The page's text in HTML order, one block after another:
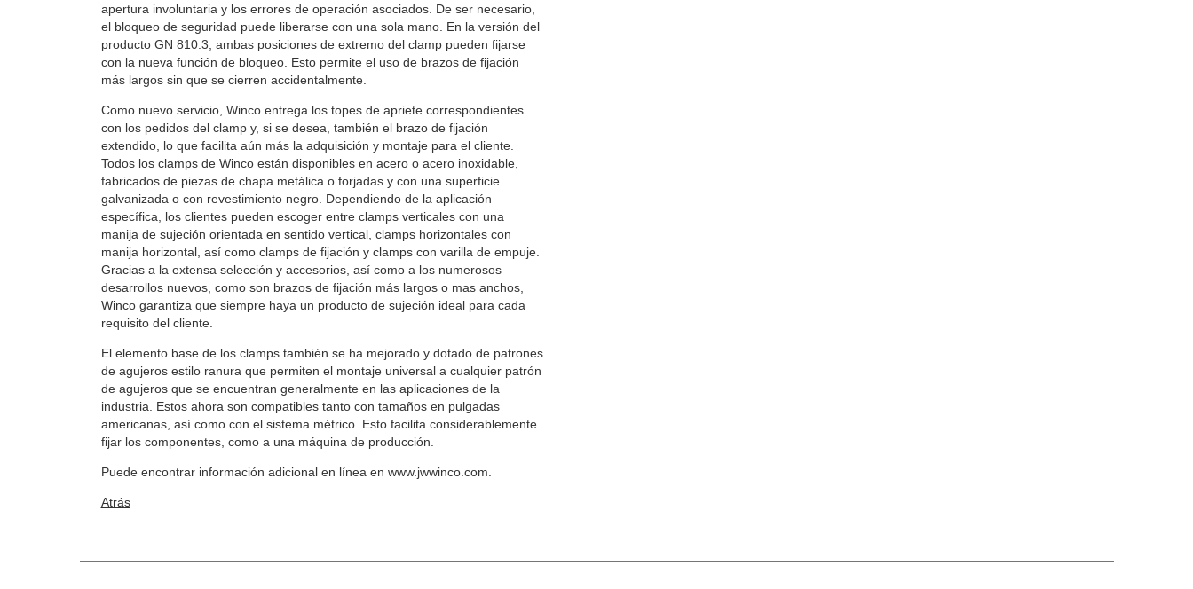
apertura involuntaria y los errores de operación asociados. De ser necesario,
el bloqueo de seguridad puede liberarse con una sola mano. En la versión del
producto GN 810.3, ambas posiciones de extremo del clamp pueden fijarse
con la nueva función de bloqueo. Esto permite el uso de brazos de fijación
más largos sin que se cierren accidentalmente.
Como nuevo servicio, Winco entrega los topes de apriete correspondientes
con los pedidos del clamp y, si se desea, también el brazo de fijación
extendido, lo que facilita aún más la adquisición y montaje para el cliente.
Todos los clamps de Winco están disponibles en acero o acero inoxidable,
fabricados de piezas de chapa metálica o forjadas y con una superficie
galvanizada o con revestimiento negro. Dependiendo de la aplicación
específica, los clientes pueden escoger entre clamps verticales con una
manija de sujeción orientada en sentido vertical, clamps horizontales con
manija horizontal, así como clamps de fijación y clamps con varilla de empuje.
Gracias a la extensa selección y accesorios, así como a los numerosos
desarrollos nuevos, como son brazos de fijación más largos o mas anchos,
Winco garantiza que siempre haya un producto de sujeción ideal para cada
requisito del cliente.
El elemento base de los clamps también se ha mejorado y dotado de patrones
de agujeros estilo ranura que permiten el montaje universal a cualquier patrón
de agujeros que se encuentran generalmente en las aplicaciones de la
industria. Estos ahora son compatibles tanto con tamaños en pulgadas
americanas, así como con el sistema métrico. Esto facilita considerablemente
fijar los componentes, como a una máquina de producción.
Puede encontrar información adicional en línea en www.jwwinco.com.
Atrás